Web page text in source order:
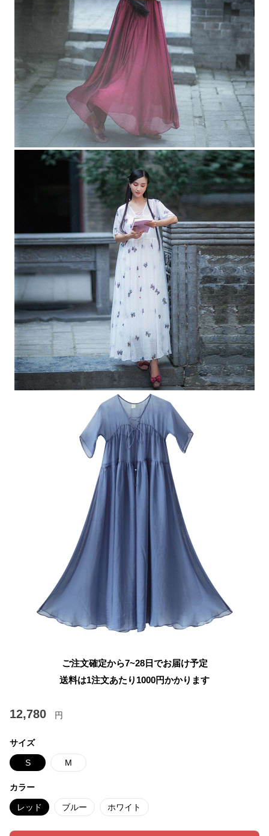
ご注文確定から7~28日でお届け予定
送料は1注文あたり 1000円かかります
12,780 円
サイズ
S M
カラー
レッド ブルー ホワイト